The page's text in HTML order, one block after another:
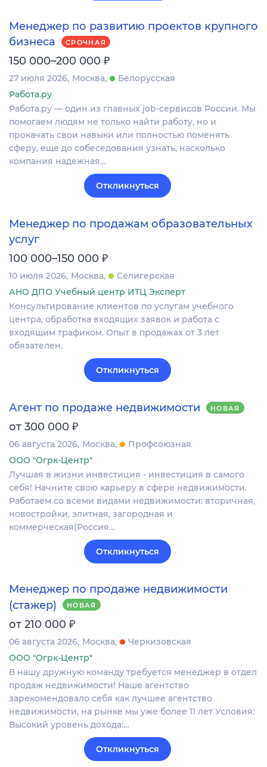
Менеджер по развитию проектов крупного
бизнеса
СРОЧНАЯ
150 000–200 000 ₽
27 июля 2026 Москва
Белорусская
Работа.ру
Работа.ру — один из главных job-сервисов России. Мы
помогаем людям не только найти работу, но и
прокачать свои навыки или полностью поменять
сферу, еще до собеседования узнать, насколько
компания надежная…
Откликнуться
Менеджер по продажам образовательных
услуг
100 000–150 000 ₽
10 июля 2026 Москва
Селигерская
АНО ДПО Учебный центр ИТЦ Эксперт
Консультирование клиентов по услугам учебного
центра, обработка входящих заявок и работа с
входящим трафиком. Опыт в продажах от 3 лет
обязателен.
Откликнуться
Агент по продаже недвижимости НОВАЯ
от 300 000 ₽
06 августа 2026 Москва
Профсоюзная
ООО "Огрк-Центр"
Лучшая в жизни инвестиция - инвестиция в самого
себя! Начните свою карьеру в сфере недвижимости.
Работаем со всеми видами недвижимости: вторичная,
новостройки, элитная, загородная и
коммерческая(Россия…
Откликнуться
Менеджер по продаже недвижимости
(стажер)
НОВАЯ
от 210 000 ₽
06 августа 2026 Москва
Черкизовская
ООО "Огрк-Центр"
В нашу дружную команду требуется менеджер в отдел
продаж недвижимости! Наше агентство
зарекомендовало себя как лучшее агентство
недвижимости, на рынке мы уже более 11 лет Условия:
Высокий уровень дохода:…
Откликнуться